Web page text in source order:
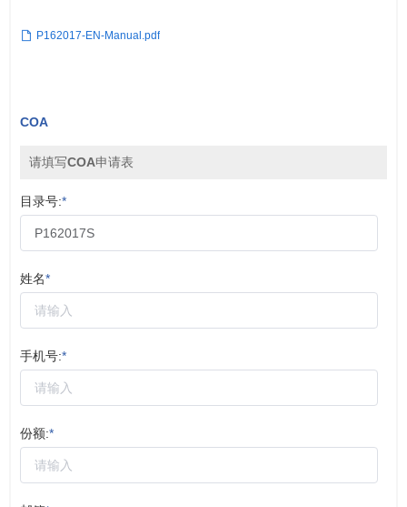
P162017-EN-Manual.pdf
COA
请填写COA申请表
目录号:*
姓名*
手机号:*
份额:*